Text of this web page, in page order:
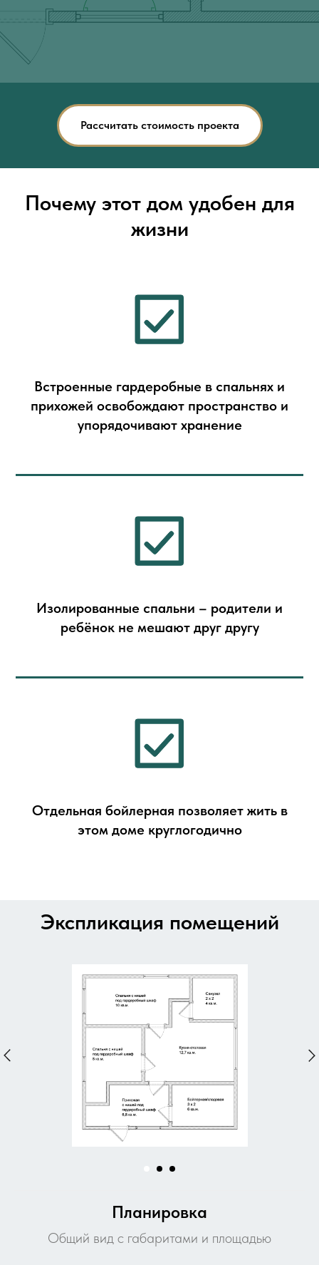
Рассчитать стоимость проекта
Почему этот дом удобен для
жизни
Встроенные гардеробные в спальнях и
прихожей освобождают пространство и
упорядочивают хранение
Изолированные спальни – родители и
ребёнок не мешают друг другу
Отдельная бойлерная позволяет жить в
этом доме круглогодично
Экспликация помещений
Планировка
Общий вид с габаритами и площадью